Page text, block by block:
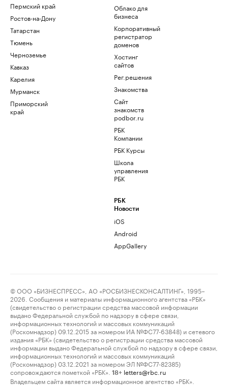
Пермский край
Ростов-на-Дону
Татарстан
Тюмень
Черноземье
Кавказ
Карелия
Мурманск
Приморский
край
Облако для
бизнеса
Корпоративный
регистратор
доменов
Хостинг
сайтов
Рег.решения
Знакомства
Сайт
знакомств
podbor.ru
РБК
Компании
РБК Курсы
Школа
управления
РБК
РБК
Новости
iOS
Android
AppGallery
© ООО «БИЗНЕСПРЕСС», АО «РОСБИЗНЕСКОНСАЛТИНГ», 1995–
2026. Сообщения и материалы информационного агентства «РБК»
(свидетельство о регистрации средства массовой информации
выдано Федеральной службой по надзору в сфере связи,
информационных технологий и массовых коммуникаций
(Роскомнадзор) 09.12.2015 за номером ИА №ФС77-63848) и сетевого
издания «РБК» (свидетельство о регистрации средства массовой
информации выдано Федеральной службой по надзору в сфере связи,
информационных технологий и массовых коммуникаций
(Роскомнадзор) 03.12.2021 за номером ЭЛ №ФС77-82385)
сопровождаются пометкой «РБК».
18+ letters@rbc.ru
Владельцем сайта является информационное агентство «РБК».